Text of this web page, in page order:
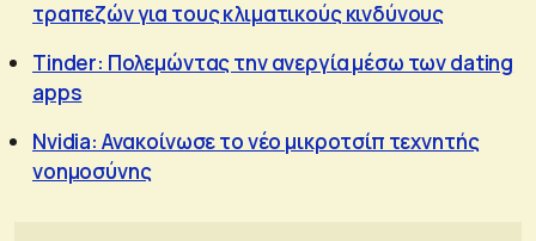
τραπεζών για τους κλιματικούς κινδύνους
Tinder: Πολεμώντας την ανεργία μέσω των dating
apps
Nvidia: Ανακοίνωσε το νέο μικροτσίπ τεχνητής
νοημοσύνης